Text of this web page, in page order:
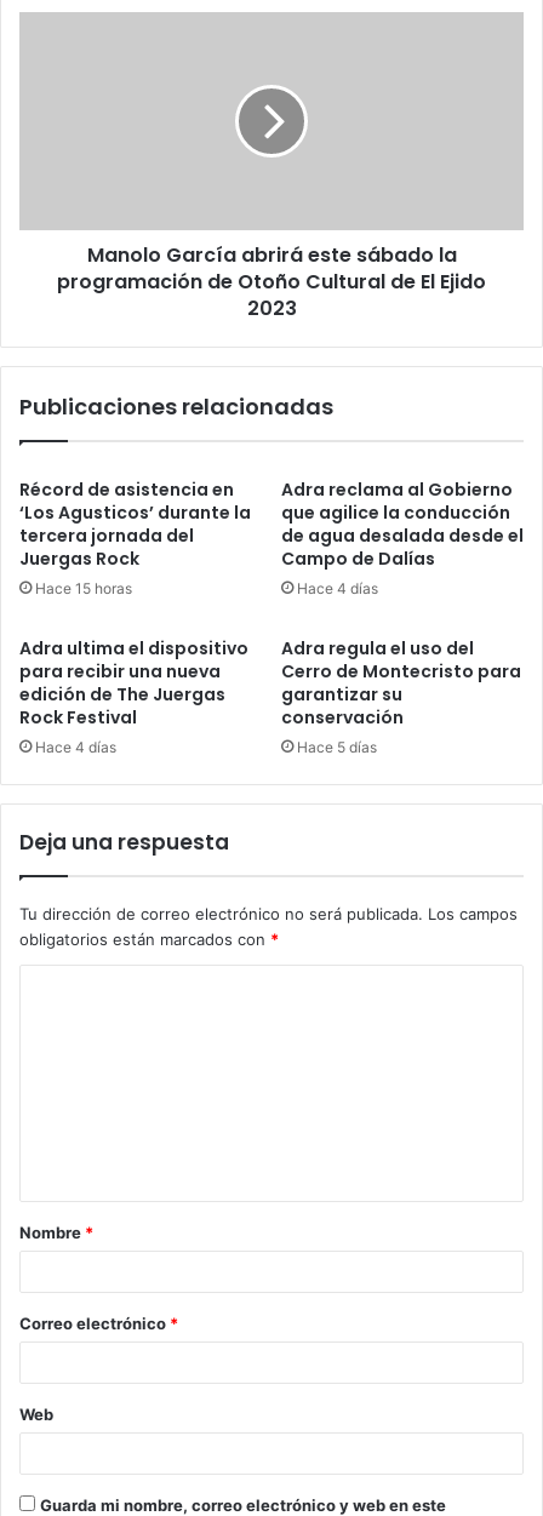
Manolo García abrirá este sábado la
programación de Otoño Cultural de El Ejido
2023
Publicaciones relacionadas
Récord de asistencia en
‘Los Agusticos’ durante la
tercera jornada del
Juergas Rock
Hace 15 horas
Adra reclama al Gobierno
que agilice la conducción
de agua desalada desde el
Campo de Dalías
Hace 4 días
Adra ultima el dispositivo
para recibir una nueva
edición de The Juergas
Rock Festival
Hace 4 días
Adra regula el uso del
Cerro de Montecristo para
garantizar su
conservación
Hace 5 días
Deja una respuesta
Tu dirección de correo electrónico no será publicada. Los campos
obligatorios están marcados con *
a
r
*
Nombre *
Correo electrónico *
Web
Guarda mi nombre, correo electrónico y web en este